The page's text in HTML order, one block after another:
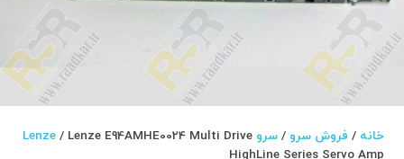
خانه / فروش سرو /سرو Lenze/ Lenze E94AMHE0024 Multi Drive
HighLine Series Servo Amp